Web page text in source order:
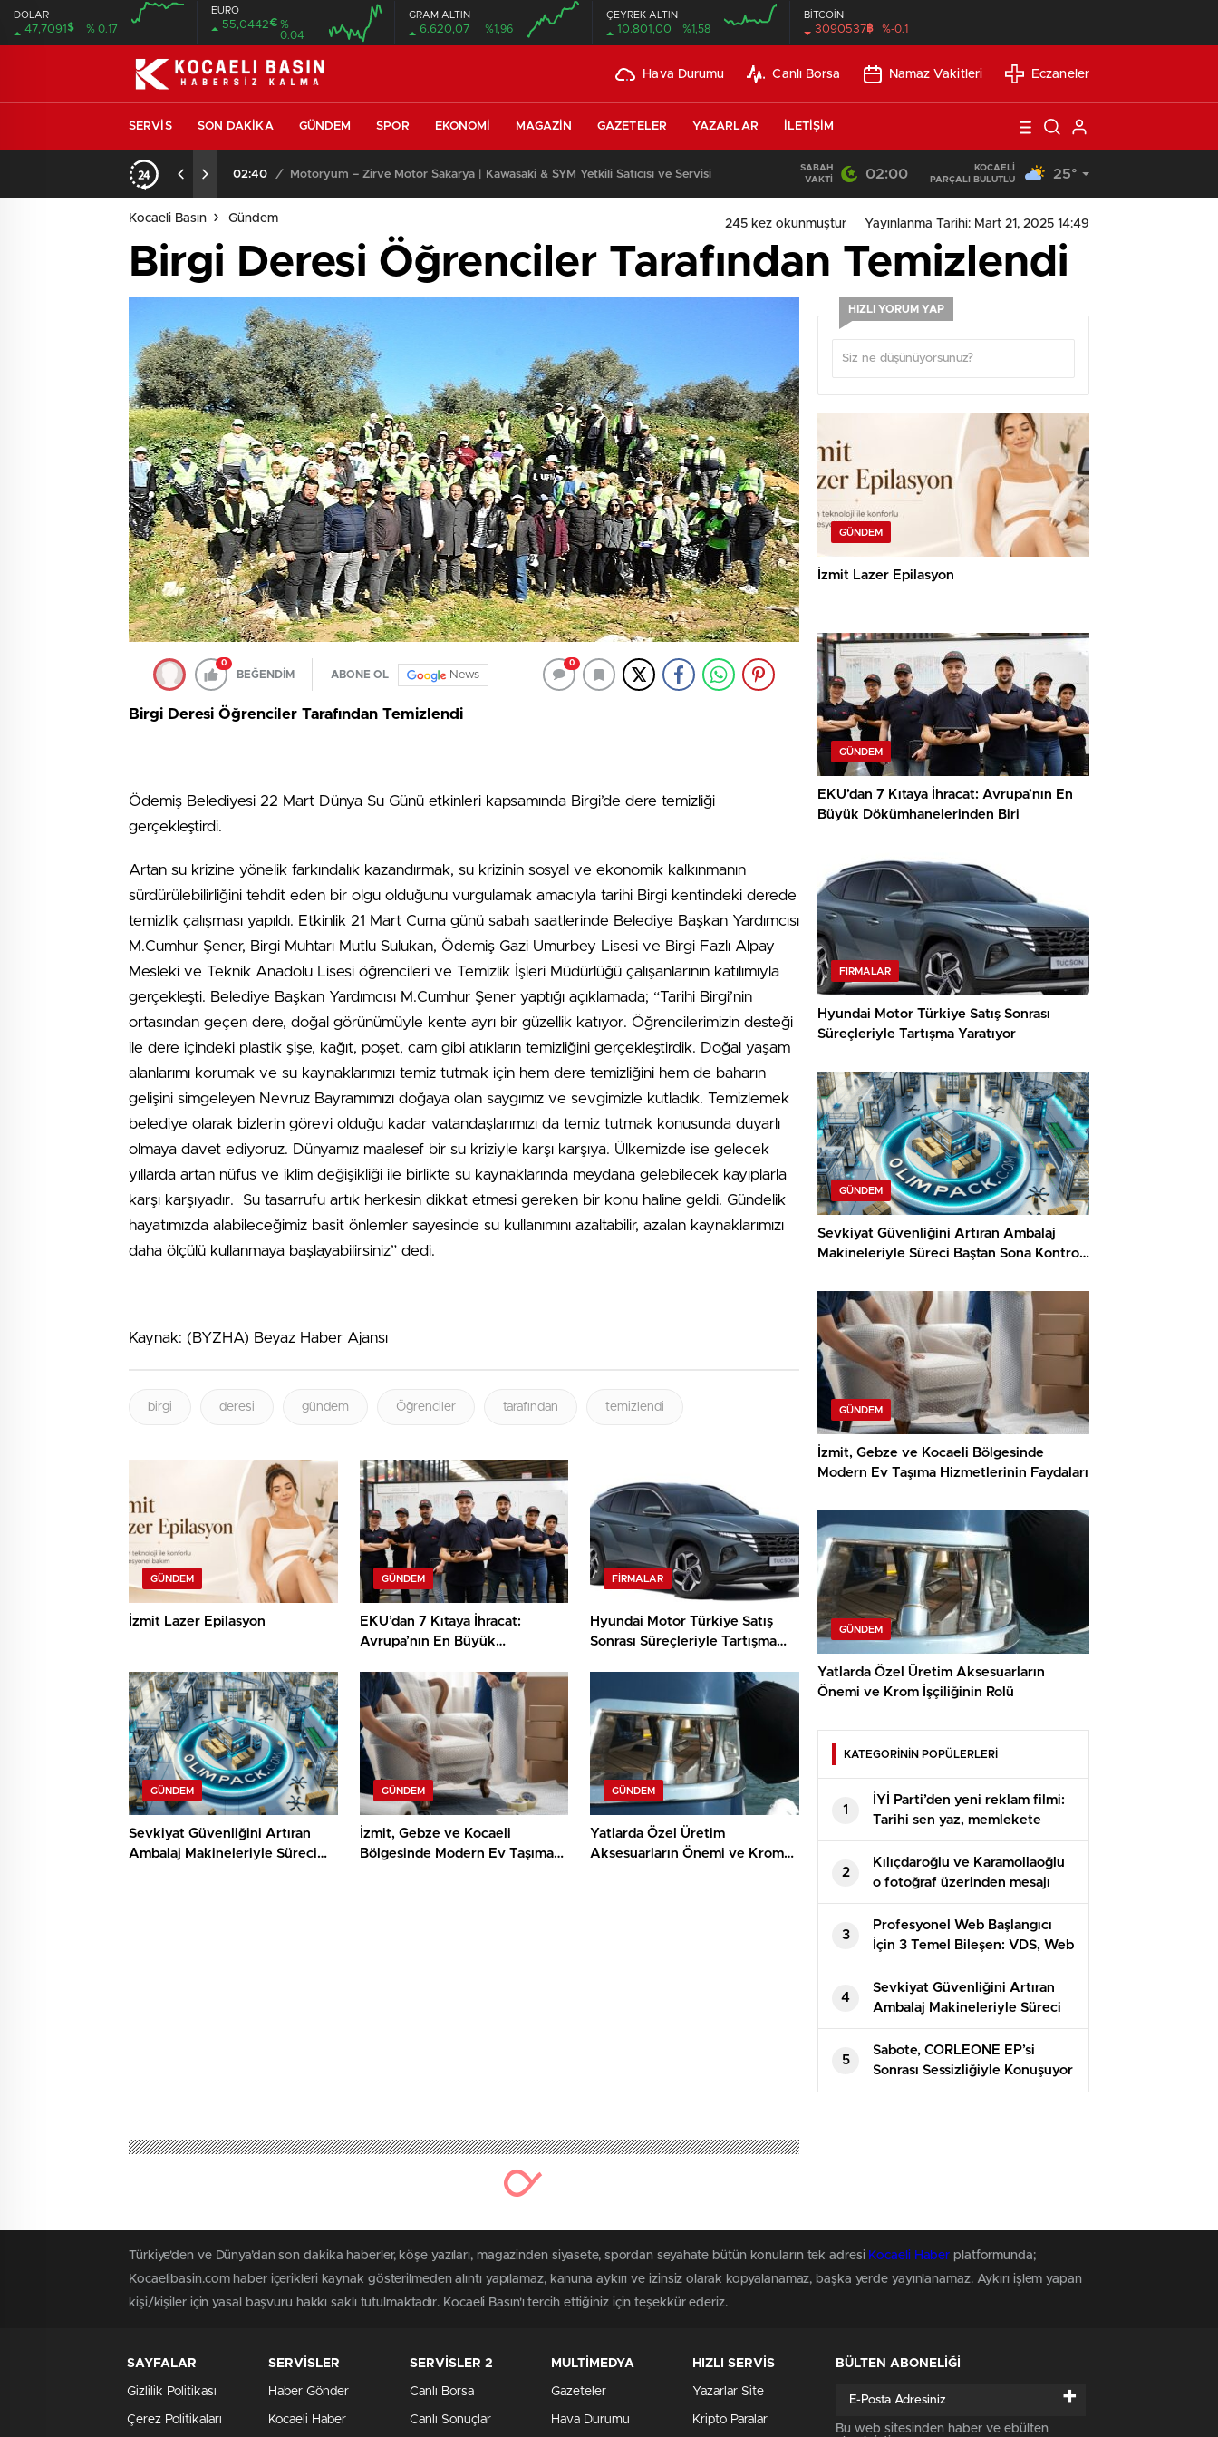
DOLAR
47,7091 $ % 0.17
EURO
55,0442€ %
0.04
GRAM ALTIN
6.620,07 %1,96
ÇEYREK ALTIN
10.801,00 %1,58
BİTCOİN
3090537฿ %-0.1
Hava Durumu Canlı Borsa Namaz Vakitleri Eczaneler
SERVIS SON DAKIKA GÜNDEM SPOR EKONOMI MAGAZIN GAZETELER YAZARLAR İLETIŞIM
02:40 / Motoryum – Zirve Motor Sakarya | Kawasaki & SYM Yetkili Satıcısı ve Servisi 13:53 / SEO Uyumlu Web Siteleri Uzun Vadede Ne Kazandırır?
SABAH
VAKTI
02:00
KOCAELI
PARÇALI BULUTLU
25°
Kocaeli Basın Gündem 245 kez okunmuştur Yayınlanma Tarihi: Mart 21, 2025 14:49
Birgi Deresi Öğrenciler Tarafından Temizlendi
0
BEĞENDİM ABONE OL News
0
Birgi Deresi Öğrenciler Tarafından Temizlendi
Ödemiş Belediyesi 22 Mart Dünya Su Günü etkinleri kapsamında Birgi’de dere temizliği
gerçekleştirdi.
Artan su krizine yönelik farkındalık kazandırmak, su krizinin sosyal ve ekonomik kalkınmanın
sürdürülebilirliğini tehdit eden bir olgu olduğunu vurgulamak amacıyla tarihi Birgi kentindeki derede
temizlik çalışması yapıldı. Etkinlik 21 Mart Cuma günü sabah saatlerinde Belediye Başkan Yardımcısı
M.Cumhur Şener, Birgi Muhtarı Mutlu Sulukan, Ödemiş Gazi Umurbey Lisesi ve Birgi Fazlı Alpay
Mesleki ve Teknik Anadolu Lisesi öğrencileri ve Temizlik İşleri Müdürlüğü çalışanlarının katılımıyla
gerçekleşti. Belediye Başkan Yardımcısı M.Cumhur Şener yaptığı açıklamada; “Tarihi Birgi’nin
ortasından geçen dere, doğal görünümüyle kente ayrı bir güzellik katıyor. Öğrencilerimizin desteği
ile dere içindeki plastik şişe, kağıt, poşet, cam gibi atıkların temizliğini gerçekleştirdik. Doğal yaşam
alanlarımı korumak ve su kaynaklarımızı temiz tutmak için hem dere temizliğini hem de baharın
gelişini simgeleyen Nevruz Bayramımızı doğaya olan saygımız ve sevgimizle kutladık. Temizlemek
belediye olarak bizlerin görevi olduğu kadar vatandaşlarımızı da temiz tutmak konusunda duyarlı
olmaya davet ediyoruz. Dünyamız maalesef bir su kriziyle karşı karşıya. Ülkemizde ise gelecek
yıllarda artan nüfus ve iklim değişikliği ile birlikte su kaynaklarında meydana gelebilecek kayıplarla
karşı karşıyadır. Su tasarrufu artık herkesin dikkat etmesi gereken bir konu haline geldi. Gündelik
hayatımızda alabileceğimiz basit önlemler sayesinde su kullanımını azaltabilir, azalan kaynaklarımızı
daha ölçülü kullanmaya başlayabilirsiniz” dedi.
Kaynak: (BYZHA) Beyaz Haber Ajansı
birgi deresi gündem Öğrenciler tarafından temizlendi
GÜNDEM
İzmit Lazer Epilasyon
GÜNDEM
EKU’dan 7 Kıtaya İhracat:
Avrupa’nın En Büyük
FIRMALAR
Hyundai Motor Türkiye Satış
Sonrası Süreçleriyle Tartışma
GÜNDEM
Sevkiyat Güvenliğini Artıran
Ambalaj Makineleriyle Süreci
GÜNDEM
İzmit, Gebze ve Kocaeli
Bölgesinde Modern Ev Taşıma
GÜNDEM
Yatlarda Özel Üretim
Aksesuarların Önemi ve Krom
HIZLI YORUM YAP
GÜNDEM
İzmit Lazer Epilasyon
GÜNDEM
EKU’dan 7 Kıtaya İhracat: Avrupa’nın En
Büyük Dökümhanelerinden Biri
FIRMALAR
Hyundai Motor Türkiye Satış Sonrası
Süreçleriyle Tartışma Yaratıyor
GÜNDEM
Sevkiyat Güvenliğini Artıran Ambalaj
Makineleriyle Süreci Baştan Sona Kontrol
GÜNDEM
İzmit, Gebze ve Kocaeli Bölgesinde
Modern Ev Taşıma Hizmetlerinin Faydaları
GÜNDEM
Yatlarda Özel Üretim Aksesuarların
Önemi ve Krom İşçiliğinin Rolü
KATEGORİNİN POPÜLERLERİ
1
İYİ Parti’den yeni reklam filmi:
Tarihi sen yaz, memlekete
bahar gelsin
2
Kılıçdaroğlu ve Karamollaoğlu
o fotoğraf üzerinden mesajı
verdi
3
Profesyonel Web Başlangıcı
İçin 3 Temel Bileşen: VDS, Web
Hosting ve DV SSL
4
Sevkiyat Güvenliğini Artıran
Ambalaj Makineleriyle Süreci
Baştan Sona Kontrol Edin
5
Sabote, CORLEONE EP’si
Sonrası Sessizliğiyle Konuşuyor
Türkiye'den ve Dünya’dan son dakika haberler, köşe yazıları, magazinden siyasete, spordan seyahate bütün konuların tek adresi Kocaeli Haber platformunda;
Kocaelibasin.com haber içerikleri kaynak gösterilmeden alıntı yapılamaz, kanuna aykırı ve izinsiz olarak kopyalanamaz, başka yerde yayınlanamaz. Aykırı işlem yapan
kişi/kişiler için yasal başvuru hakkı saklı tutulmaktadır. Kocaeli Basın'ı tercih ettiğiniz için teşekkür ederiz.
SAYFALAR
Gizlilik Politikası
Çerez Politikaları
SERVİSLER
Haber Gönder
Kocaeli Haber
SERVİSLER 2
Canlı Borsa
Canlı Sonuçlar
MULTİMEDYA
Gazeteler
Hava Durumu
HIZLI SERVİS
Yazarlar Site
Kripto Paralar
BÜLTEN ABONELİĞİ
+
Bu web sitesinden haber ve ebülten